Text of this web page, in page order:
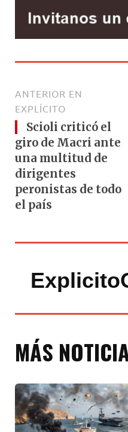
ANTERIOR EN
EXPLÍCITO
Scioli criticó el
giro de Macri ante
una multitud de
dirigentes
peronistas de todo
el país
MÁS